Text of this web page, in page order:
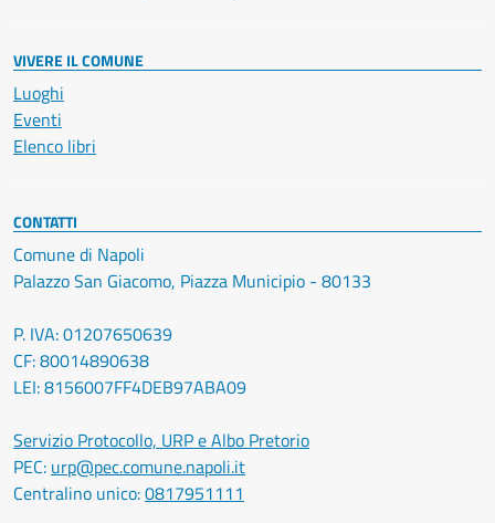
VIVERE IL COMUNE
Luoghi
Eventi
Elenco libri
CONTATTI
Comune di Napoli
Palazzo San Giacomo, Piazza Municipio - 80133
P. IVA: 01207650639
CF: 80014890638
LEI: 8156007FF4DEB97ABA09
Servizio Protocollo, URP e Albo Pretorio
PEC: urp@pec.comune.napoli.it
Centralino unico:0817951111